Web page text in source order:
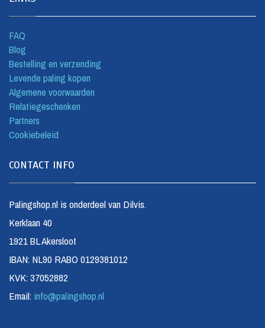
FAQ
Blog
Bestelling en verzending
Levende paling kopen
Algemene voorwaarden
Relatiegeschenken
Partners
Cookiebeleid
CONTACT INFO
Palingshop.nl is onderdeel van Dilvis.
Kerklaan 40
1921 BL Akersloot
IBAN: NL90 RABO 0129381012
KVK: 37052882
Email: info@palingshop.nl